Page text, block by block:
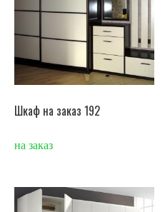
Шкаф на заказ 192
на заказ